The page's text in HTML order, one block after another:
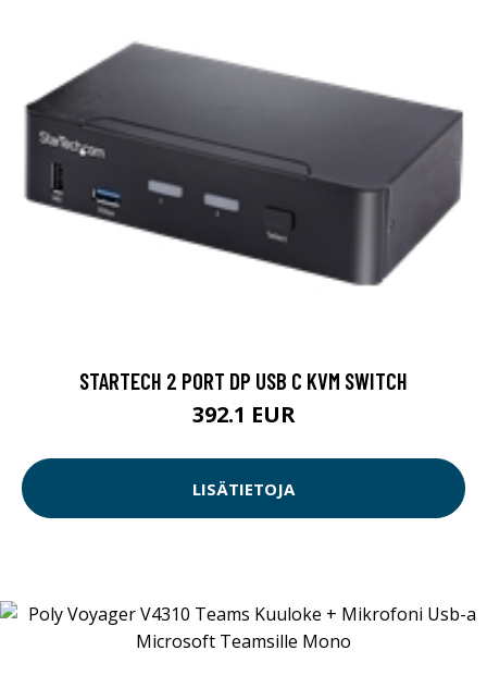
STARTECH 2 PORT DP USB C KVM SWITCH
392.1 EUR
LISÄTIETOJA